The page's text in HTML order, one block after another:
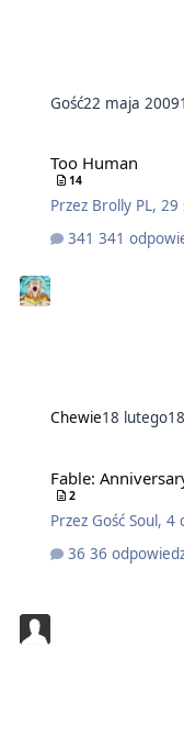
Gość22 maja 2009
Too Human
14
Przez Brolly PL, 29
341
Chewie18 lutego
Fable:
2
Przez Gość Soul, 4
36